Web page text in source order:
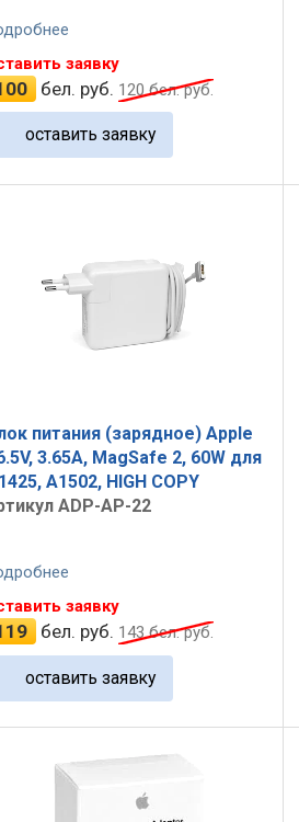
заявку
бел. руб. 120бел. руб.
оставить заявку
питания (зарядное) Apple
3.65A, MagSafe 2, 60W для
A1502, HIGH COPY
ADP-AP-22
заявку
бел. руб. 143бел. руб.
оставить заявку